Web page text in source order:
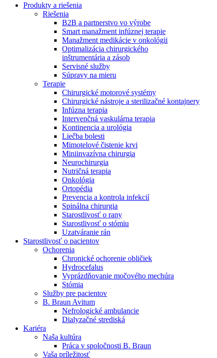
Produktový katalóg​
Objavte naše produkty. ​Navštívte produktový katalóg B.
Braun​ s našim kompletným produktovým portfóliom.​
Nefrologické ambulancie
V nefrologických ambulanciách prevádzkujeme poradenstvo
a prípravu pacientov k jednotlivým metódam náhrady funkcie
obličiek. Zvoľte si mesto, ktoré potrebujete a navštívte nás.
Zostaňte v dialógu s B. Braun. Kontaktujte nás.
Produkty a riešenia
Riešenia
B2B a partnerstvo vo výrobe
Smart manažment infúznej terapie
Manažment medikácie v onkológii
Optimalizácia chirurgického
inštrumentária a zásob
Servisné služby
Súpravy na mieru
Terapie
Chirurgické motorové systémy
Chirurgické nástroje a sterilizačné kontajnery
Infúzna terapia
Intervenčná vaskulárna terapia
Kontinencia a urológia
Liečba bolesti
Mimotelové čistenie krvi
Miniinvazívna chirurgia
Neurochirurgia
Nutričná terapia
Onkológia
Ortopédia
Prevencia a kontrola infekcií
Spinálna chirurgia
Starostlivosť o rany
Starostlivosť o stómiu
Uzatváranie rán
Starostlivosť o pacientov
Ochorenia
Chronické ochorenie obličiek
Hydrocefalus
Vyprázdňovanie močového mechúra
Stómia
Služby pre pacientov
B. Braun Avitum
Nefrologické ambulancie
Dialyzačné strediská
Kariéra
Naša kultúra
Práca v spoločnosti B. Braun
Vaša príležitosť